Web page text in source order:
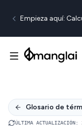
Empieza aquí:
Glosario de
ÚLTIMA ACTUALIZACIÓN: